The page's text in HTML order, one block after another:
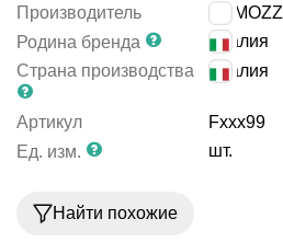
Производитель
CAMOZZI
Родина бренда
Италия
Страна производства
Италия
Артикул
Fxxx99
Ед. изм.
шт.
Найти похожие